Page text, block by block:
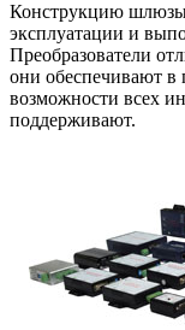
Конструкцию
эксплуатации и
Преобразователи
они обеспечивают
возможности всех
поддерживают.